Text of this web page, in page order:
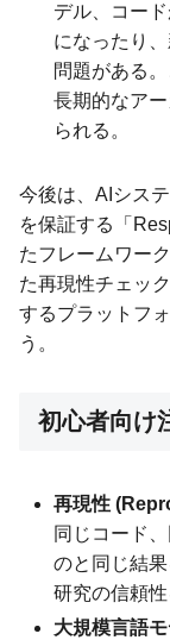
デル、コー
になったり
問題がある
長期的なア
られる。
今後は、AIシス
を保証する「
たフレームワー
た再現性チェッ
するプラットフ
う。
初心者向け
再現性
同じコード
のと同じ結
研究の信頼性
大規模言語